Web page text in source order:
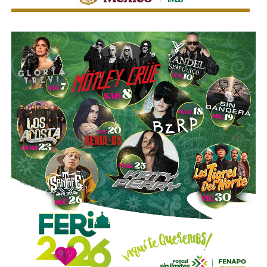
Kiev quiere “golpear al arquero”
Ante este escenario, la estrategia que Ucrania busca
impulsar consiste en modificar el campo de batalla: en
lugar de esperar a que los misiles sean lanzados para
intentar interceptarlos, pretende atacar las plataformas
móviles rusas antes de que puedan disparar.
Para ello, Kiev busca utilizar drones con conexión a
Starlink, lo que permitiría mantener comunicación y
capacidad de maniobra a grandes distancias.
La analista Oksana Kuzan resumió la estrategia como
“golpear al arquero, no a las flechas”: si Ucrania consigue
destruir las lanzaderas antes de que disparen, podría
reducir la presión sobre sus sistemas de defensa aérea y